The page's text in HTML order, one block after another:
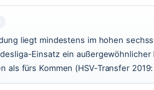
liegt mindestens im hohen
Einsatz ein
als fürs Kommen (HSV-Transfer